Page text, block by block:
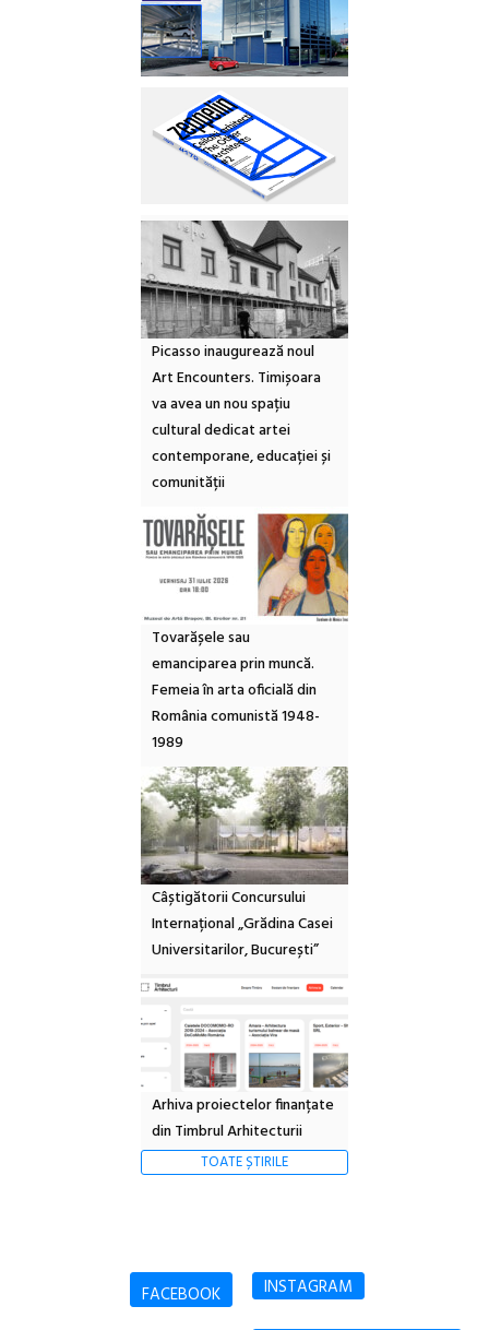
Picasso inaugurează noul
Art Encounters. Timișoara
va avea un nou spațiu
cultural dedicat artei
contemporane, educației și
comunității
Tovarășele sau
emanciparea prin muncă.
Femeia în arta oficială din
România comunistă 1948-
1989
Câștigătorii Concursului
Internațional „Grădina Casei
Universitarilor, București”
Arhiva proiectelor finanțate
din Timbrul Arhitecturii
TOATE ȘTIRILE
FACEBOOK INSTAGRAM